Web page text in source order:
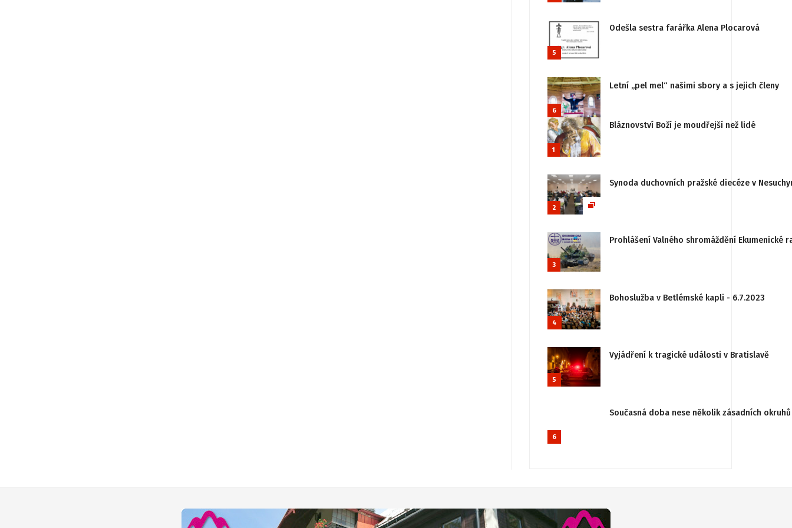
5
Odešla sestra farářka Alena Plocarová
6
Letní „pel mel“ našimi sbory a s jejich členy
1
Bláznovství Boží je moudřejší než lidé
2
Synoda duchovních pražské diecéze v
3
Prohlášení Valného shromáždění
4
Bohoslužba v Betlémské kapli - 6.7.2023
5
Vyjádření k tragické události v Bratislavě
6
Současná doba nese několik zásadních